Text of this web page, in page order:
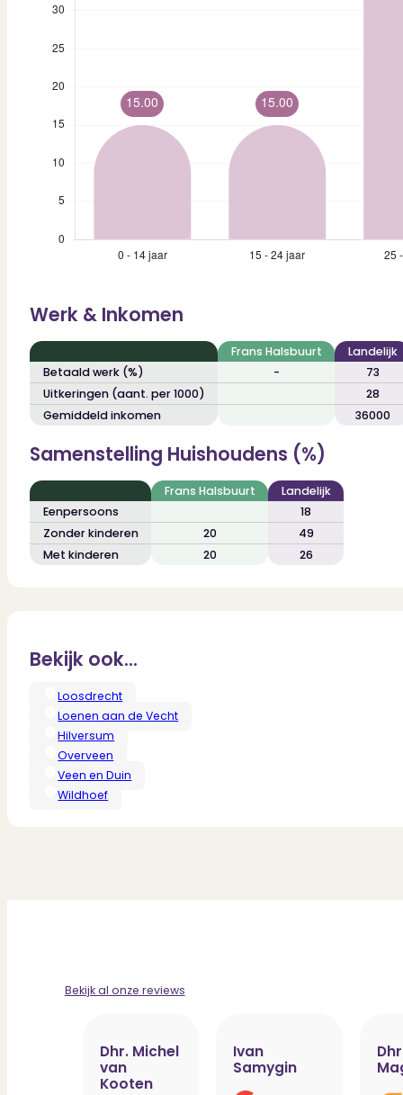
Werk & Inkomen
Frans Halsbuurt
Landelijk
Betaald werk (%)
-
73
Uitkeringen (aant. per 1000)
28
Gemiddeld inkomen
36000
Samenstelling Huishoudens (%)
Frans Halsbuurt
Landelijk
Eenpersoons
18
Zonder kinderen
20
49
Met kinderen
20 26
Bekijk ook...
Loosdrecht
Loenen aan de Vecht
Hilversum
Overveen
Veen en Duin
Wildhoef
Bekijk al onze reviews
Dhr. Michel
van
Kooten
Ivan
Samygin